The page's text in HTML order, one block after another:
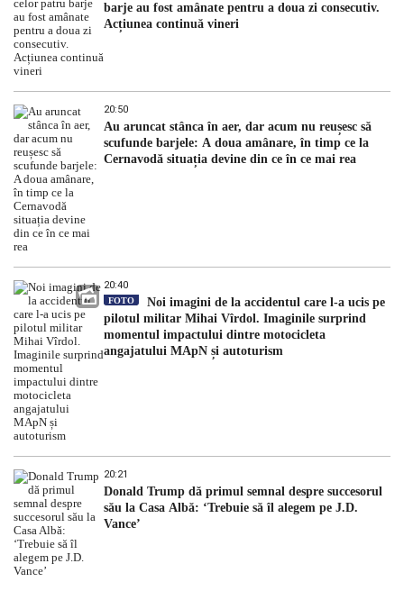
barje au fost amânate pentru a doua zi consecutiv.
Acțiunea continuă vineri
20:50
Au aruncat stânca în aer, dar acum nu reușesc să
scufunde barjele: A doua amânare, în timp ce la
Cernavodă situația devine din ce în ce mai rea
20:40
FOTO
Noi imagini de la accidentul care l-a ucis pe
pilotul militar Mihai Vîrdol. Imaginile surprind
momentul impactului dintre motocicleta
angajatului MApN și autoturism
20:21
Donald Trump dă primul semnal despre succesorul
său la Casa Albă: ‘Trebuie să îl alegem pe J.D.
Vance’